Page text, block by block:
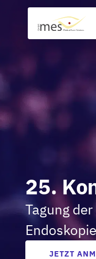
25.
Tagung
JETZT